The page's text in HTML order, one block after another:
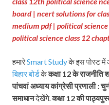
board | ncert solutions for
medium pdf | political
political science class 12
हमारेSmart Studyके इस पोस्ट में
बिहार बोर्डकेकक्षा 12 के राजनीति
पांचवां अध्याय कांग्रेसी प्रणाली :
समाधानदेखेंगे.कक्षा 12 की